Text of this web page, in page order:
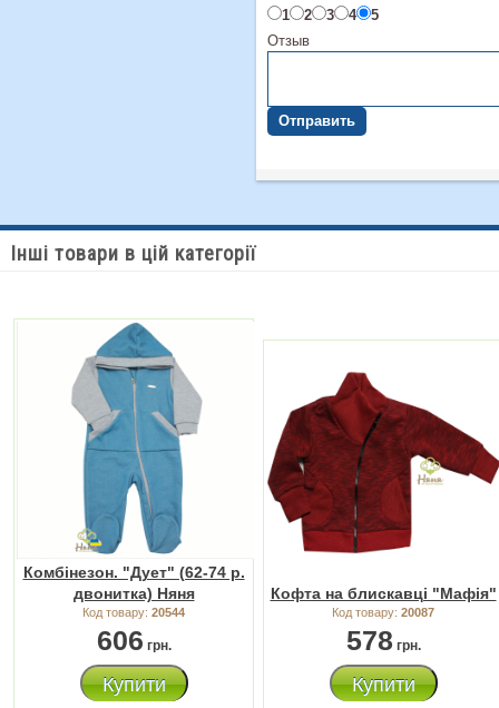
1
2 3 4
5
Отзыв
Отправить
Інші товари в цій категорії
Комбінезон. "Дует" (62-74 р.
двонитка) Няня
Код товару: 20544
606 грн.
Купити
Кофта на блискавці "Мафія"
Код товару: 20087
578 грн.
Купити